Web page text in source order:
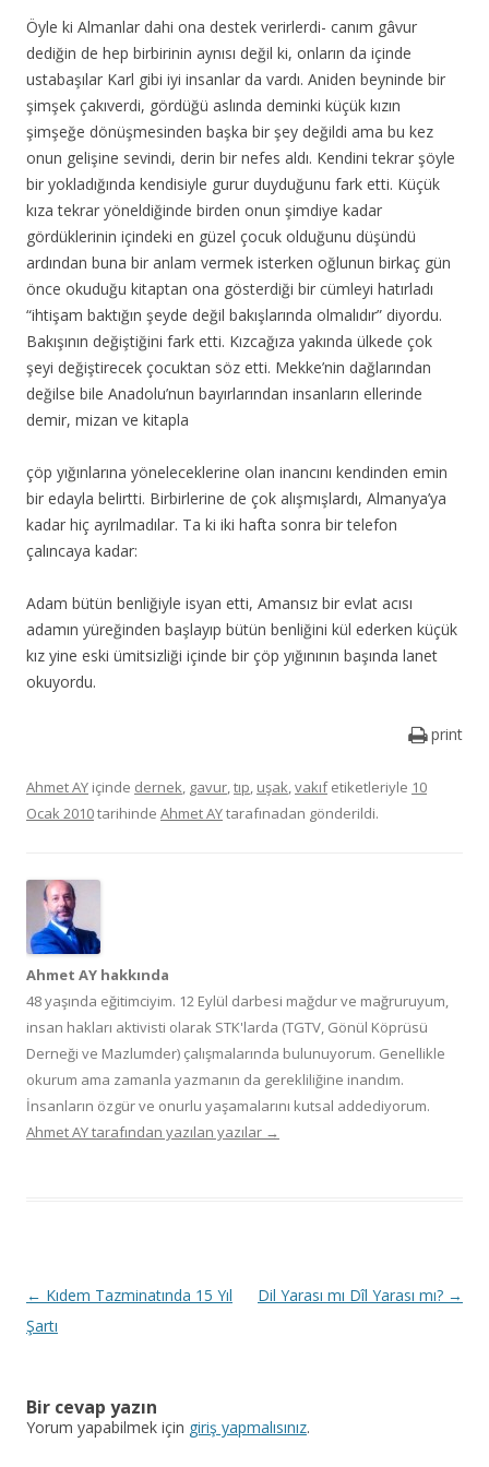
Öyle ki Almanlar dahi ona destek verirlerdi- canım gâvur
dediğin de hep birbirinin aynısı değil ki, onların da içinde
ustabaşılar Karl gibi iyi insanlar da vardı. Aniden beyninde bir
şimşek çakıverdi, gördüğü aslında deminki küçük kızın
şimşeğe dönüşmesinden başka bir şey değildi ama bu kez
onun gelişine sevindi, derin bir nefes aldı. Kendini tekrar şöyle
bir yokladığında kendisiyle gurur duyduğunu fark etti. Küçük
kıza tekrar yöneldiğinde birden onun şimdiye kadar
gördüklerinin içindeki en güzel çocuk olduğunu düşündü
ardından buna bir anlam vermek isterken oğlunun birkaç gün
önce okuduğu kitaptan ona gösterdiği bir cümleyi hatırladı
“ihtişam baktığın şeyde değil bakışlarında olmalıdır” diyordu.
Bakışının değiştiğini fark etti. Kızcağıza yakında ülkede çok
şeyi değiştirecek çocuktan söz etti. Mekke’nin dağlarından
değilse bile Anadolu’nun bayırlarından insanların ellerinde
demir, mizan ve kitapla
çöp yığınlarına yöneleceklerine olan inancını kendinden emin
bir edayla belirtti. Birbirlerine de çok alışmışlardı, Almanya’ya
kadar hiç ayrılmadılar. Ta ki iki hafta sonra bir telefon
çalıncaya kadar:
Adam bütün benliğiyle isyan etti, Amansız bir evlat acısı
adamın yüreğinden başlayıp bütün benliğini kül ederken küçük
kız yine eski ümitsizliği içinde bir çöp yığınının başında lanet
okuyordu.
print
Ahmet AY içinde dernek, gavur,tıp, uşak,vakıfetiketleriyle 10
Ocak 2010tarihinde Ahmet AYtarafınadan gönderildi.
Ahmet AY hakkında
48 yaşında eğitimciyim. 12 Eylül darbesi mağdur ve mağruruyum,
insan hakları aktivisti olarak STK'larda (TGTV, Gönül Köprüsü
Derneği ve Mazlumder) çalışmalarında bulunuyorum. Genellikle
okurum ama zamanla yazmanın da gerekliliğine inandım.
İnsanların özgür ve onurlu yaşamalarını kutsal addediyorum.
Ahmet AY tarafından yazılan yazılar →
Y
a
d
← Kıdem Tazminatında 15 Yıl
Şartı
Dil Yarası mı Dîl Yarası mı? →
Bir cevap yazın
Yorum yapabilmek için giriş yapmalısınız.